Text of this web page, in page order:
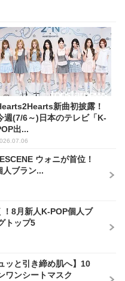
新曲初披露！
週(7/6～)日本のテレビ「K-
出...
ウォニが首位！
人ブラン...
！8月新人K-POP個人ブ
トップ5
ッと引き締め肌へ】10
ワンシートマスク